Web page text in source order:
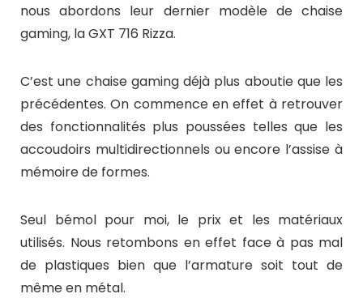
nous abordons leur dernier modèle de chaise
gaming, la GXT 716 Rizza.
C’est une chaise gaming déjà plus aboutie que les
précédentes. On commence en effet à retrouver
des fonctionnalités plus poussées telles que les
accoudoirs multidirectionnels ou encore l’assise à
mémoire de formes.
Seul bémol pour moi, le prix et les matériaux
utilisés. Nous retombons en effet face à pas mal
de plastiques bien que l’armature soit tout de
même en métal.